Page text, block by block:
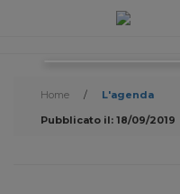
Home /
L'agenda
Pubblicato il: 18/09/2019